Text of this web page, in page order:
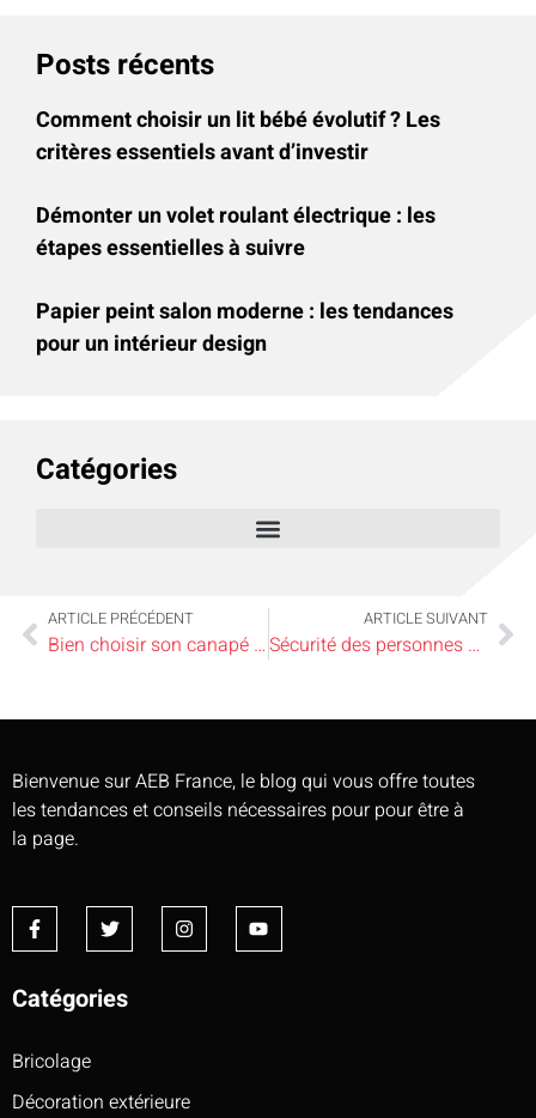
Posts récents
Comment choisir un lit bébé évolutif ? Les
critères essentiels avant d’investir
Démonter un volet roulant électrique : les
étapes essentielles à suivre
Papier peint salon moderne : les tendances
pour un intérieur design
Catégories
ARTICLE PRÉCÉDENT
Bien choisir son canapé cuir en magasin
ARTICLE SUIVANT
Sécurité des personnes âgées : les actions à mettre en place
Bienvenue sur AEB France, le blog qui vous offre toutes
les tendances et conseils nécessaires pour pour être à
la page.
Catégories
Bricolage
Décoration extérieure